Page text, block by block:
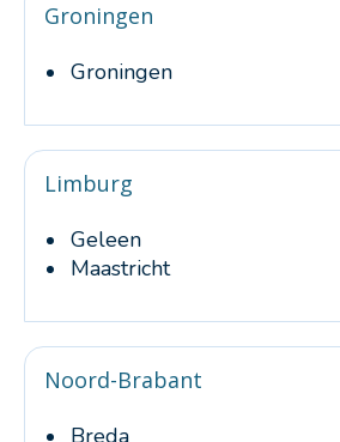
Groningen
Groningen
Limburg
Geleen
Maastricht
Noord-Brabant
Breda